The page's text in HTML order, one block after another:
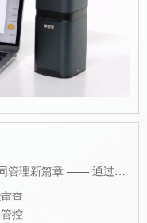
赋能企业智慧运营，玄武纪打造智能合同管理新篇章 —— 通过法审一体化智能合同管理平台，实现合同管理的全程数字化与智能化。我们专注于提高合同处理效率，确保合同流程的透明度与合规性，以降低运营风险，助力企业合同管理数字化转型。
查
控